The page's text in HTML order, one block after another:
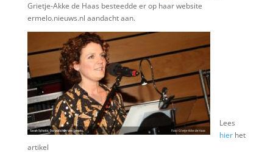
Grietje-Akke de Haas besteedde er op haar website
ermelo.nieuws.nl aandacht aan.
Lees
hierhet
artikel